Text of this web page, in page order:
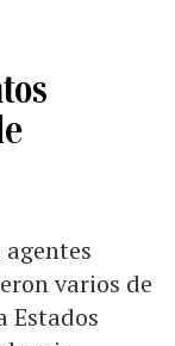
varios de
Estados